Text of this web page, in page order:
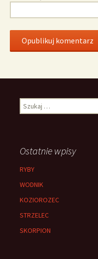
Szukaj:
Ostatnie wpisy
RYBY
WODNIK
KOZIOROZEC
STRZELEC
SKORPION